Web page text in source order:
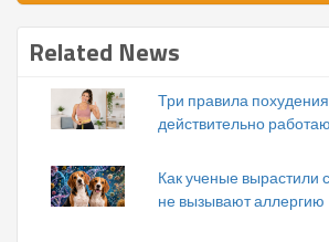
Related News
Три правила
действительно
Как ученые вырастили
не вызывают аллергию